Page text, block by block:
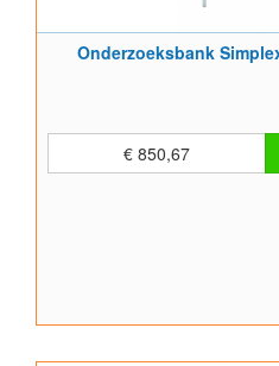
Onderzoeksbank
€ 850,67